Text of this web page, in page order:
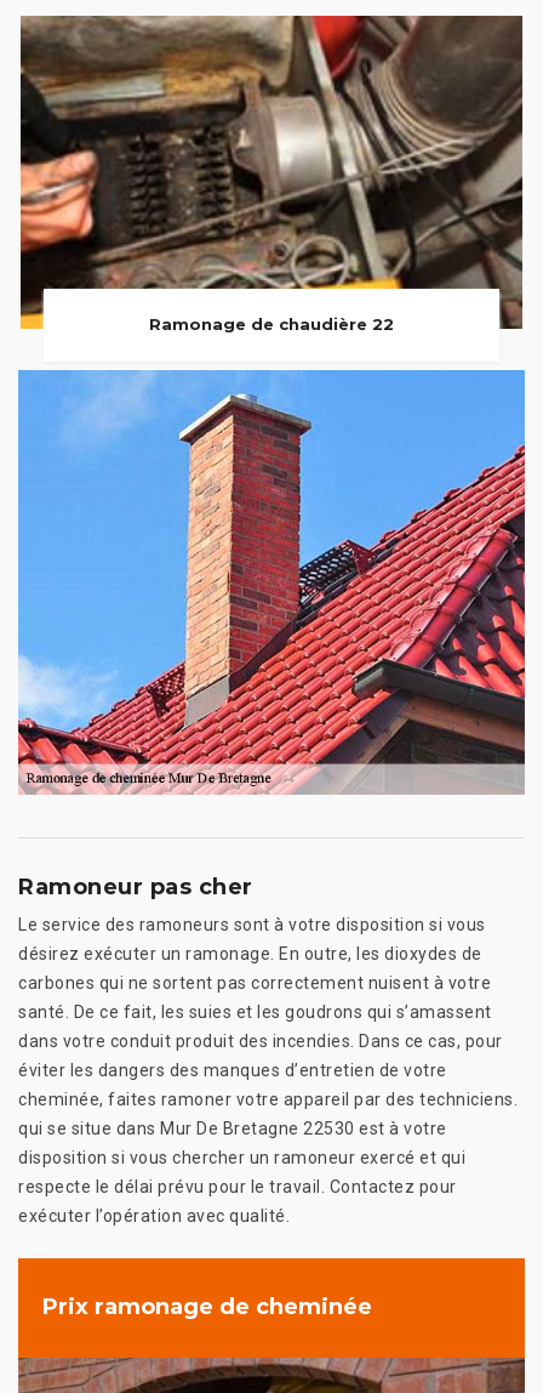
Ramonage de chaudière 22
Ramoneur pas cher
Le service des ramoneurs sont à votre disposition si vous
désirez exécuter un ramonage. En outre, les dioxydes de
carbones qui ne sortent pas correctement nuisent à votre
santé. De ce fait, les suies et les goudrons qui s’amassent
dans votre conduit produit des incendies. Dans ce cas, pour
éviter les dangers des manques d’entretien de votre
cheminée, faites ramoner votre appareil par des techniciens.
qui se situe dans Mur De Bretagne 22530 est à votre
disposition si vous chercher un ramoneur exercé et qui
respecte le délai prévu pour le travail. Contactez pour
exécuter l’opération avec qualité.
Prix ramonage de cheminée